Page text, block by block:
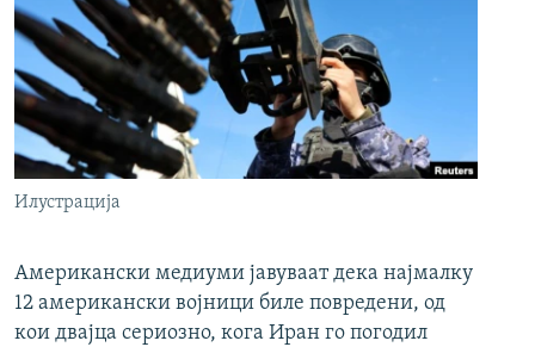
Илустрација
Американски медиуми јавуваат дека најмалку
12 американски војници биле повредени, од
кои двајца сериозно, кога Иран го погодил